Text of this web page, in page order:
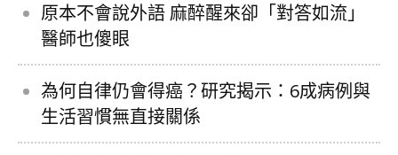
原本不會說外語 麻醉醒來卻「對答如流」
醫師也傻眼
為何自律仍會得癌？研究揭示：6成病例與
生活習慣無直接關係